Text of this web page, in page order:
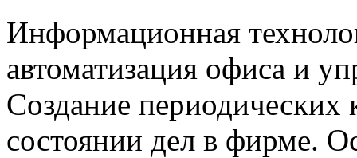
Информационная
автоматизация офиса и
Создание периодических
состоянии дел в фирме.